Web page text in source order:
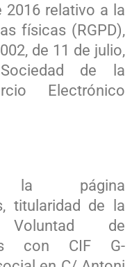
2016 relativo a la
físicas (RGPD),
de 11 de julio,
de la
Electrónico
la página
titularidad de la
Voluntad de
con CIF G-